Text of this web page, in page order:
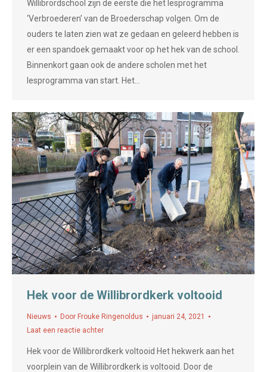
Willibrordschool zijn de eerste die het lesprogramma
‘Verbroederen’ van de Broederschap volgen. Om de
ouders te laten zien wat ze gedaan en geleerd hebben is
er een spandoek gemaakt voor op het hek van de school.
Binnenkort gaan ook de andere scholen met het
lesprogramma van start. Het…
Hek voor de Willibrordkerk voltooid
Nieuws Door Frouke Ringenoldus
januari 24, 2021
Laat een reactie achter
Hek voor de Willibrordkerk voltooid Het hekwerk aan het
voorplein van de Willibrordkerk is voltooid. Door de